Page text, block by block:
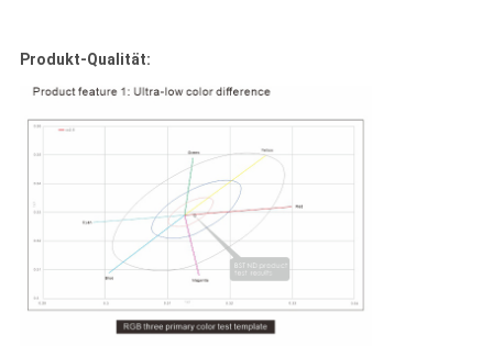
Produkt-Qualität: